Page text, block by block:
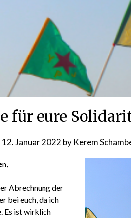
für eure
12. Januar 2022 by Kerem
Abrechnung der
bei euch, da ich
Es ist wirklich